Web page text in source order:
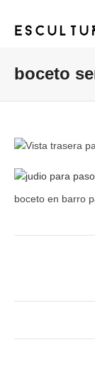
boceto
boceto en barro